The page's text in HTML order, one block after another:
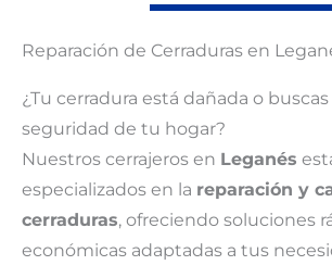
Reparación de Cerraduras en
¿Tu cerradura está dañada o buscas
seguridad de tu hogar?
Nuestros cerrajeros en Leganés
especializados en la reparación y
cerraduras, ofreciendo soluciones
económicas adaptadas a tus